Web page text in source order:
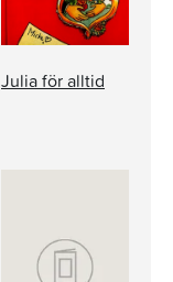
Julia för alltid